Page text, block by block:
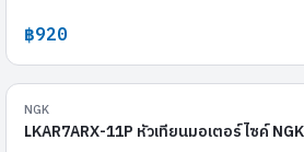
฿920
NGK
LKAR7ARX-11P หัวเทียนมอเตอร์ไซค์ NGK